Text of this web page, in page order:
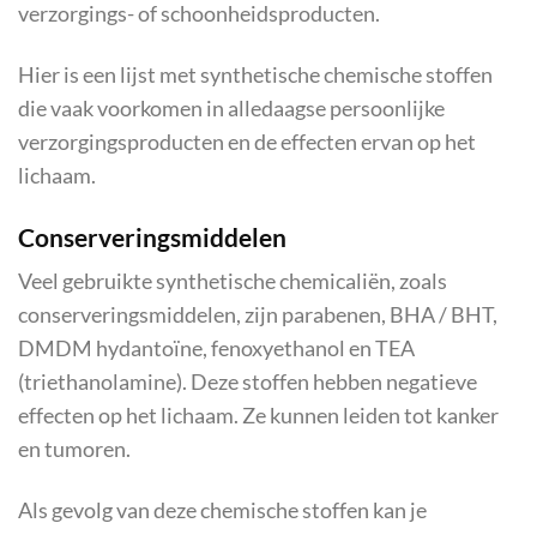
verzorgings- of schoonheidsproducten.
Hier is een lijst met synthetische chemische stoffen
die vaak voorkomen in alledaagse persoonlijke
verzorgingsproducten en de effecten ervan op het
lichaam.
Conserveringsmiddelen
Veel gebruikte synthetische chemicaliën, zoals
conserveringsmiddelen, zijn parabenen, BHA / BHT,
DMDM hydantoïne, fenoxyethanol en TEA
(triethanolamine). Deze stoffen hebben negatieve
effecten op het lichaam. Ze kunnen leiden tot kanker
en tumoren.
Als gevolg van deze chemische stoffen kan je